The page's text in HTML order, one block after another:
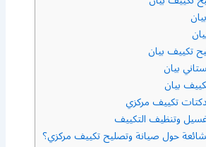
تكييف بيان
بيان
بيان
تكييف مركزي
وتنظيف التكييف
حول صيانة وتصليح تكييف مركزي؟